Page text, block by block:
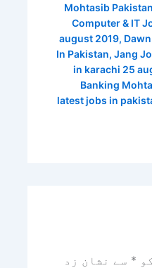
Mohtasib
Computer & IT
august 2019,
In Pakistan, Jang
in karachi 25
Banking
latest jobs in
* سے نشان زد